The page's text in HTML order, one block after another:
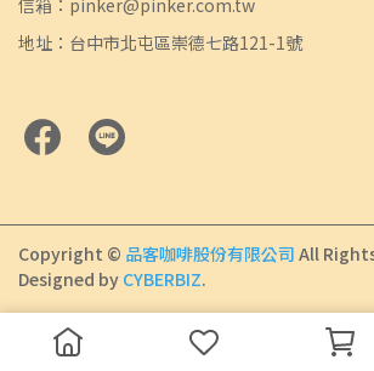
信箱：pinker@pinker.com.tw
地址：台中市北屯區崇德七路121-1號
Copyright © 品客咖啡股份有限公司 All
Designed by CYBERBIZ.